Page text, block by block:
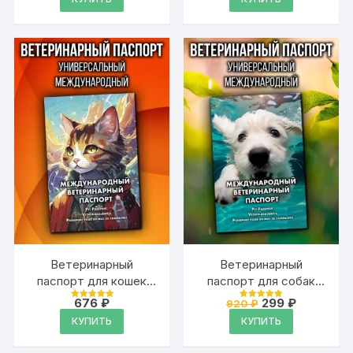
составляла
748 ₽.
Ветеринарный
паспорт для кошек
международный
Оценка
из 5
676₽
КУПИТЬ
Ветеринарный
паспорт для собак
международный
Оценка
из 5
920₽ Первоначальная
цена
составляла
920 ₽.
299 ₽Текущая
КУПИТЬ